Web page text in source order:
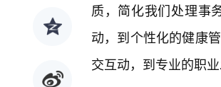
质，简化我们处理事
动，到个性化的健康
交互动，到专业的职